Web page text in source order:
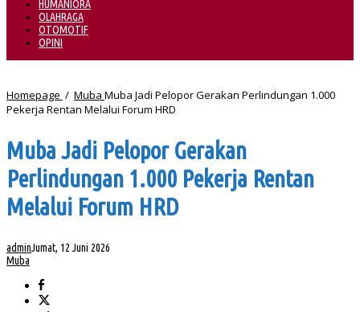
HUMANIORA
OLAHRAGA
OTOMOTIF
OPINI
Homepage / Muba Muba Jadi Pelopor Gerakan Perlindungan 1.000
Pekerja Rentan Melalui Forum HRD
Muba Jadi Pelopor Gerakan
Perlindungan 1.000 Pekerja Rentan
Melalui Forum HRD
adminJumat, 12 Juni 2026
Muba